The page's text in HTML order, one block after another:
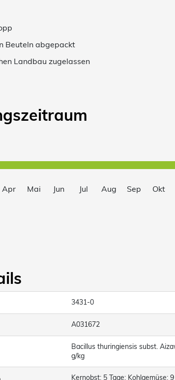
Beuteln abgepackt
Landbau zugelassen
Apr Mai Jun Jul Aug Sep Okt
3431-0
A031672
Bacillus thuringiensis subst.
g/kg
Kernobst: 5 Tage; Kohlgemüse: